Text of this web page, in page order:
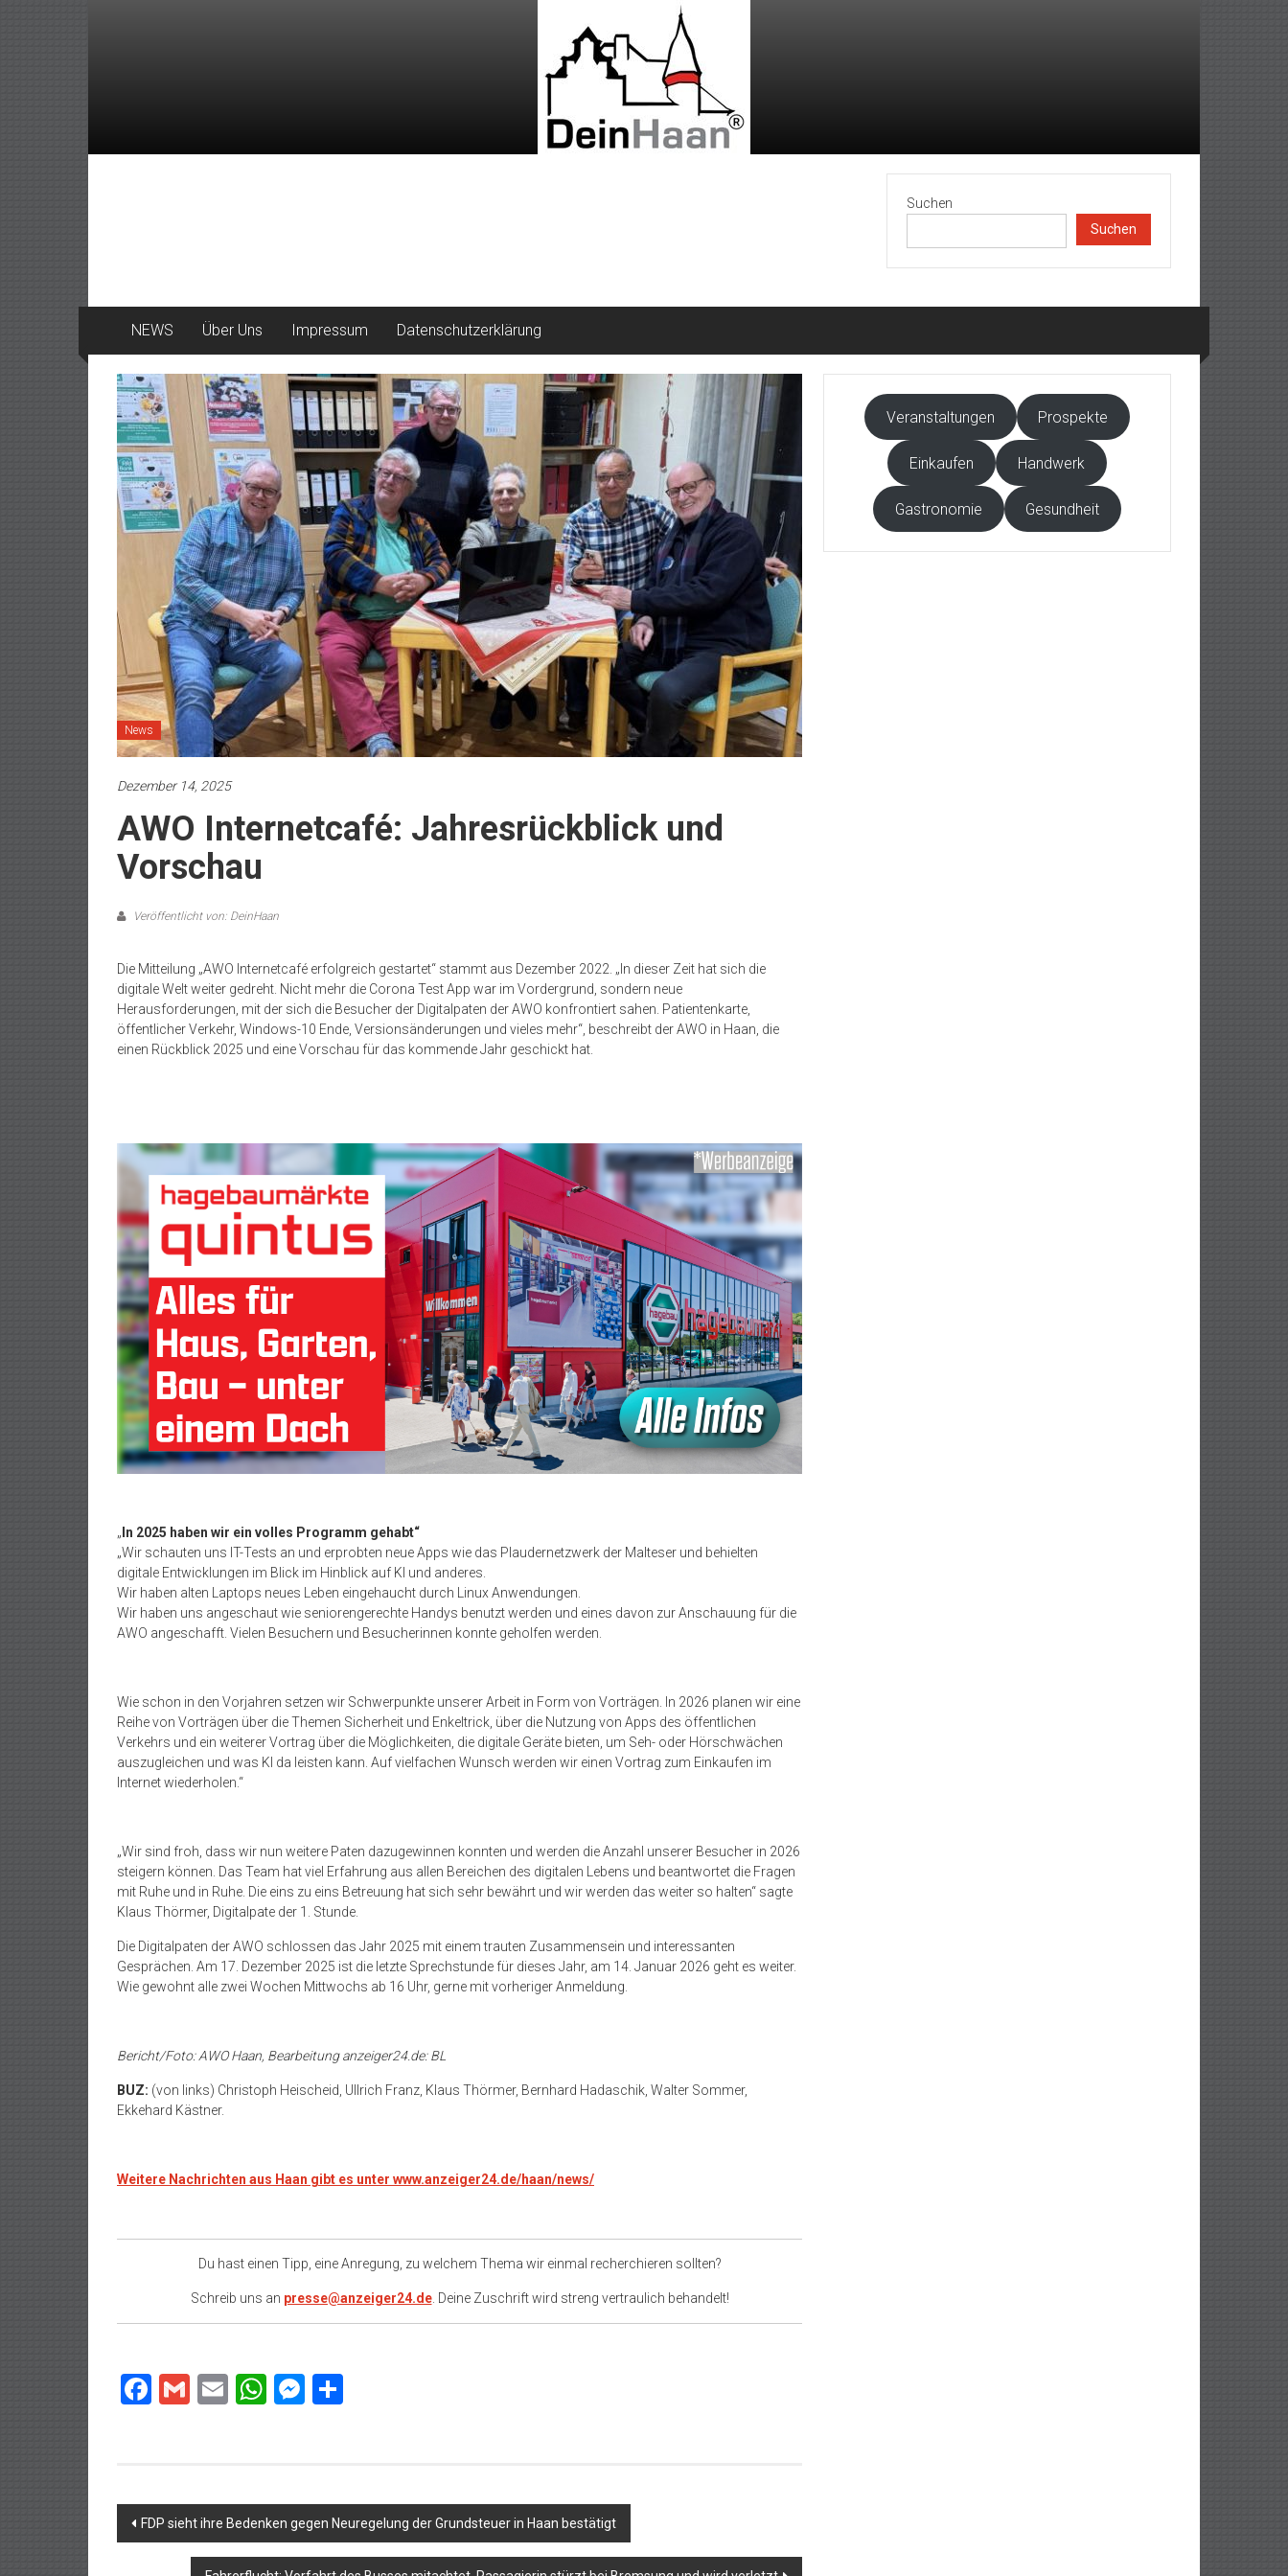
Suchen
Suchen
NEWS Über Uns Impressum Datenschutzerklärung
News
Dezember 14, 2025
AWO Internetcafé: Jahresrückblick und
Vorschau
Veröffentlicht von: DeinHaan
Die Mitteilung „AWO Internetcafé erfolgreich gestartet“ stammt aus Dezember 2022. „In dieser Zeit hat sich die
digitale Welt weiter gedreht. Nicht mehr die Corona Test App war im Vordergrund, sondern neue
Herausforderungen, mit der sich die Besucher der Digitalpaten der AWO konfrontiert sahen. Patientenkarte,
öffentlicher Verkehr, Windows-10 Ende, Versionsänderungen und vieles mehr“, beschreibt der AWO in Haan, die
einen Rückblick 2025 und eine Vorschau für das kommende Jahr geschickt hat.
„ In 2025 haben wir ein volles Programm gehabt“
„Wir schauten uns IT-Tests an und erprobten neue Apps wie das Plaudernetzwerk der Malteser und behielten
digitale Entwicklungen im Blick im Hinblick auf KI und anderes.
Wir haben alten Laptops neues Leben eingehaucht durch Linux Anwendungen.
Wir haben uns angeschaut wie seniorengerechte Handys benutzt werden und eines davon zur Anschauung für die
AWO angeschafft. Vielen Besuchern und Besucherinnen konnte geholfen werden.
Wie schon in den Vorjahren setzen wir Schwerpunkte unserer Arbeit in Form von Vorträgen. In 2026 planen wir eine
Reihe von Vorträgen über die Themen Sicherheit und Enkeltrick, über die Nutzung von Apps des öffentlichen
Verkehrs und ein weiterer Vortrag über die Möglichkeiten, die digitale Geräte bieten, um Seh- oder Hörschwächen
auszugleichen und was KI da leisten kann. Auf vielfachen Wunsch werden wir einen Vortrag zum Einkaufen im
Internet wiederholen.“
„Wir sind froh, dass wir nun weitere Paten dazugewinnen konnten und werden die Anzahl unserer Besucher in 2026
steigern können. Das Team hat viel Erfahrung aus allen Bereichen des digitalen Lebens und beantwortet die Fragen
mit Ruhe und in Ruhe. Die eins zu eins Betreuung hat sich sehr bewährt und wir werden das weiter so halten“ sagte
Klaus Thörmer, Digitalpate der 1. Stunde.
Die Digitalpaten der AWO schlossen das Jahr 2025 mit einem trauten Zusammensein und interessanten
Gesprächen. Am 17. Dezember 2025 ist die letzte Sprechstunde für dieses Jahr, am 14. Januar 2026 geht es weiter.
Wie gewohnt alle zwei Wochen Mittwochs ab 16 Uhr, gerne mit vorheriger Anmeldung.
Bericht/Foto: AWO Haan, Bearbeitung anzeiger24.de: BL
BUZ: (von links) Christoph Heischeid, Ullrich Franz, Klaus Thörmer, Bernhard Hadaschik, Walter Sommer,
Ekkehard Kästner.
Weitere Nachrichten aus Haan gibt es unter www.anzeiger24.de/haan/news/
Du hast einen Tipp, eine Anregung, zu welchem Thema wir einmal recherchieren sollten?
Schreib uns an presse@anzeiger24.de. Deine Zuschrift wird streng vertraulich behandelt!
Facebook
GmailEmailWhatsApp
Messenger
Beitragsnavigation
FDP sieht ihre Bedenken gegen Neuregelung der Grundsteuer in Haan bestätigt
Veranstaltungen Prospekte
Einkaufen Handwerk
Gastronomie Gesundheit